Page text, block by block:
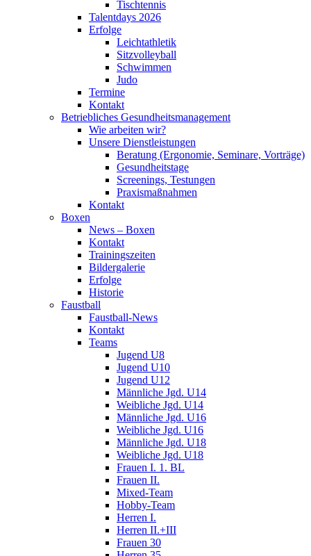
Tischtennis
Talentdays 2026
Erfolge
Leichtathletik
Sitzvolleyball
Schwimmen
Judo
Termine
Kontakt
Betriebliches Gesundheits­management
Wie arbeiten wir?
Unsere Dienstleistungen
Beratung (Ergonomie, Seminare, Vorträge)
Gesundheitstage
Screenings, Testungen
Praxismaßnahmen
Kontakt
Boxen
News – Boxen
Kontakt
Trainingszeiten
Bildergalerie
Erfolge
Historie
Faustball
Faustball-News
Kontakt
Teams
Jugend U8
Jugend U10
Jugend U12
Männliche Jgd. U14
Weibliche Jgd. U14
Männliche Jgd. U16
Weibliche Jgd. U16
Männliche Jgd. U18
Weibliche Jgd. U18
Frauen I. 1. BL
Frauen II.
Mixed-Team
Hobby-Team
Herren I.
Herren II.+III
Frauen 30